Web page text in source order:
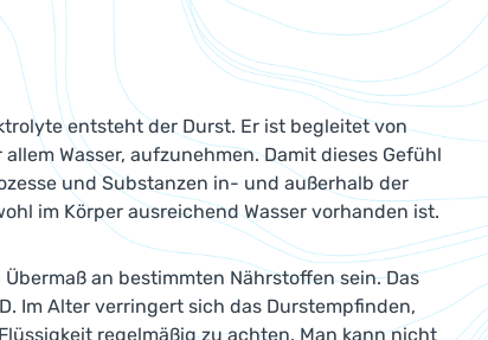
entsteht der Durst. Er ist begleitet von
Wasser, aufzunehmen. Damit dieses Gefühl
und Substanzen in- und außerhalb der
im Körper ausreichend Wasser vorhanden ist.
an bestimmten Nährstoffen sein. Das
Im Alter verringert sich das Durstempfinden,
regelmäßig zu achten. Man kann nicht